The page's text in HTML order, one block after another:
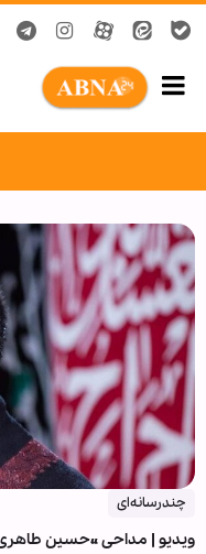
چندرسانه‌ای
ویدیو | مداحی «حسین